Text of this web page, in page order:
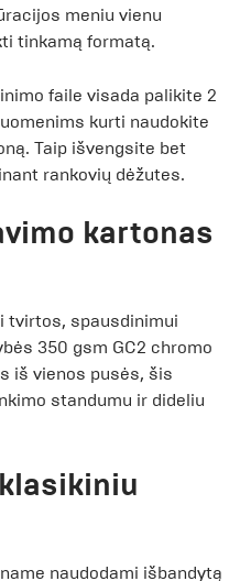
meniu vienu
tinkamą formatą.
faile visada palikite 2
kurti naudokite
Taip išvengsite bet
rankovių dėžutes.
kartonas
tvirtos, spausdinimui
350 gsm GC2 chromo
iš vienos pusės, šis
standumu ir dideliu
naudodami išbandytą